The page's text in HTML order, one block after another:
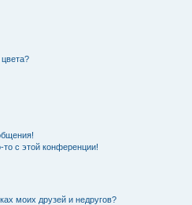
то с этой конференции!
моих друзей и недругов?